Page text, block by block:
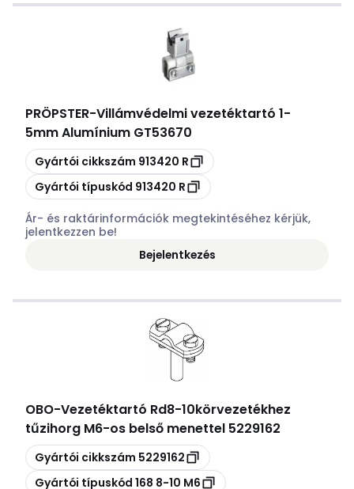
PRÖPSTER-Villámvédelmi vezetéktartó 1-
5mm Alumínium GT53670
Másolás
Gyártói cikkszám 913420 R
Másolás
Gyártói típuskód 913420 R
Ár- és raktárinformációk megtekintéséhez kérjük,
jelentkezzen be!
Bejelentkezés
OBO-Vezetéktartó Rd8-10körvezetékhez
tűzihorg M6-os belső menettel 5229162
Másolás
Gyártói cikkszám 5229162
Másolás
Gyártói típuskód 168 8-10 M6